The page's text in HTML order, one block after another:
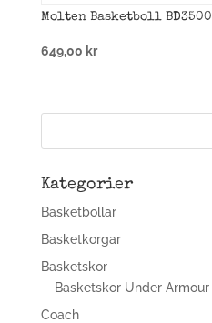
Molten Basketboll BD3500
649,00 kr
Kategorier
Basketbollar
Basketkorgar
Basketskor
Basketskor Under Armour
Coach